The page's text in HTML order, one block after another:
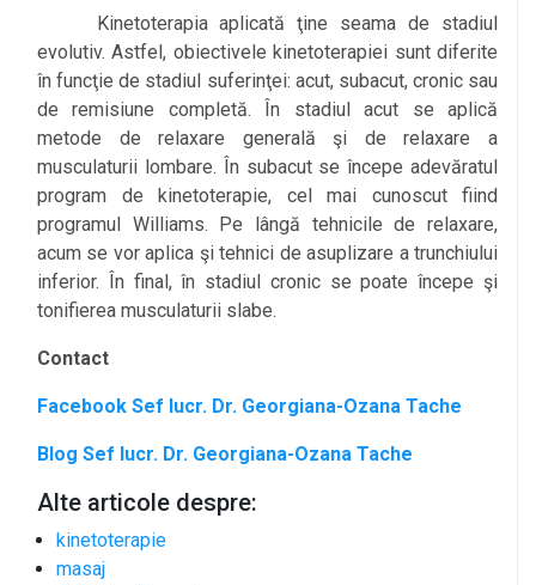
Kinetoterapia aplicată ţine seama de stadiul
evolutiv. Astfel, obiectivele kinetoterapiei sunt diferite
în funcţie de stadiul suferinţei: acut, subacut, cronic sau
de remisiune completă. În stadiul acut se aplică
metode de relaxare generală şi de relaxare a
musculaturii lombare. În subacut se începe adevăratul
program de kinetoterapie, cel mai cunoscut fiind
programul Williams. Pe lângă tehnicile de relaxare,
acum se vor aplica şi tehnici de asuplizare a trunchiului
inferior. În final, în stadiul cronic se poate începe şi
tonifierea musculaturii slabe.
Contact
Facebook Sef lucr. Dr. Georgiana-Ozana Tache
Blog Sef lucr. Dr. Georgiana-Ozana Tache
Alte articole despre:
kinetoterapie
masaj